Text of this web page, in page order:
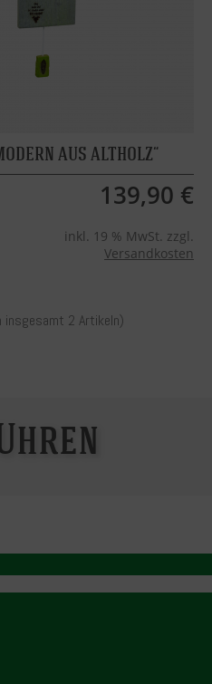
AUS ALTHOLZ
139,90 €
inkl. 19 % MwSt. zzgl.
Versandkosten
insgesamt 2 Artikeln)